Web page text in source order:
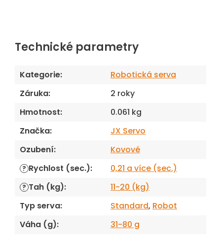
Technické parametry
Kategorie:
Robotická serva
Záruka:
2 roky
Hmotnost:
0.061 kg
Značka:
JX Servo
Ozubení: Kovové
? Rychlost (sec.): 0,21 a více (sec.)
? Tah (kg):
11-20 (kg)
Typ serva: Standard, Robot
Váha (g):
31-80 g